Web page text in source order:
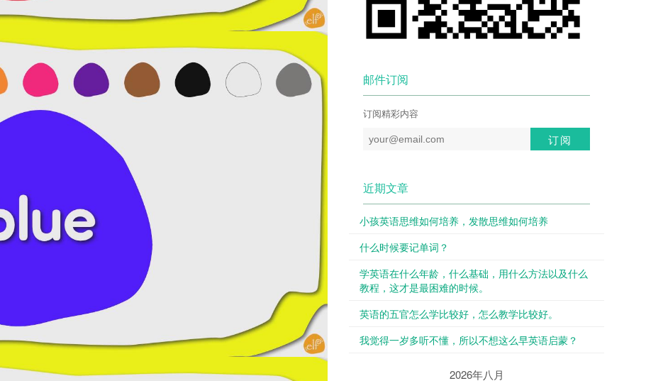
邮件订阅
订阅精彩内容
近期文章
小孩英语思维如何培养，发散思维如何培养
什么时候要记单词？
学英语在什么年龄，什么基础，用什么方法以及什么
教程，这才是最困难的时候。
英语的五官怎么学比较好，怎么教学比较好。
我觉得一岁多听不懂，所以不想这么早英语启蒙？
2026年八月